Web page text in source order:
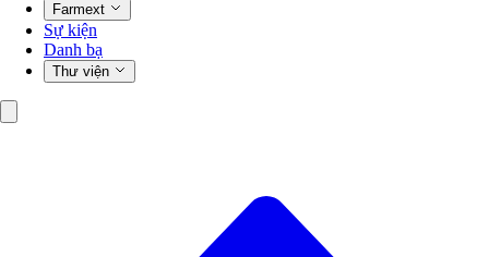
Farmext
Sự kiện
Danh bạ
Thư viện